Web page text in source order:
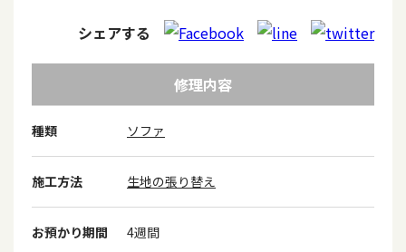
シェアする
修理内容
種類 ソファ
施工方法 生地の張り替え
お預かり期間 4週間